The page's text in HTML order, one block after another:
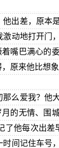
出差，原本
动地打开门
嘴巴满心的
原来他比想象
么爱我？他
的无情、围
了他每次出差
间记住车号